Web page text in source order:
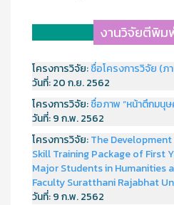
งานวิจัยตีพิม
โครงการวิจัย:ชื่อโครงการวิจัย (ภ
วันที่:20 ก.ย. 2562
โครงการวิจัย:ชื่อภาพ “หน้าตึกมนุ
วันที่:9 ก.พ. 2562
โครงการวิจัย:The
Skill Training Package of First
Major Students in Humanities
Faculty Suratthani Rajabhat
วันที่:9 ก.พ. 2562